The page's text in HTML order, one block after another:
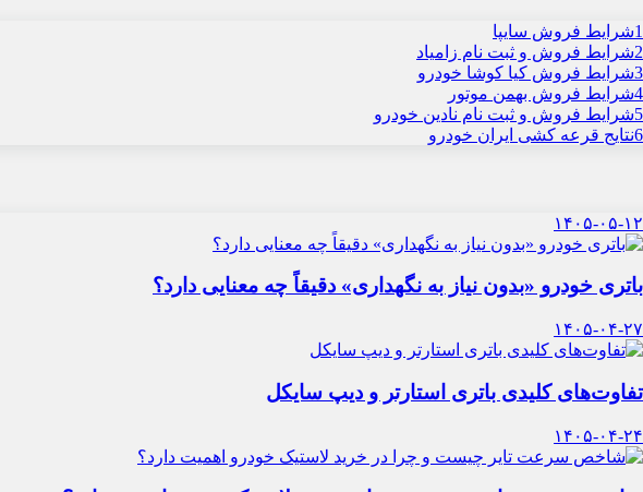
1شرایط فروش سایپا
2شرایط فروش و ثبت نام زامیاد
3شرایط فروش کیا کوشا خودرو
4شرایط فروش بهمن موتور
5شرایط فروش و ثبت نام نادین خودرو
6نتایج قرعه کشی ایران خودرو
۱۴۰۵-۰۵-۱۲
باتری خودرو «بدون نیاز به نگهداری» دقیقاً چه معنایی دارد؟
۱۴۰۵-۰۴-۲۷
تفاوت‌های کلیدی باتری استارتر و دیپ سایکل
۱۴۰۵-۰۴-۲۴